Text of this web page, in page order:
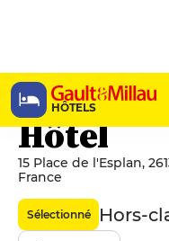
HÔTELS
Le
Hôtel
15 Place de l'Esplan,
France
Sélectionné Hors-